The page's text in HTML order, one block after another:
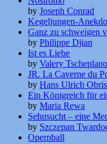
by Joseph Conrad
Kegeljungen-
Ganz zu schweigen
by Philippe Djian
Ist es Liebe
by Valery
JR. La Caverne du
by Hans Ulrich
Ein Königreich für
by Maria Rewa
Sehnsucht – eine
by Szczepan
Opernball